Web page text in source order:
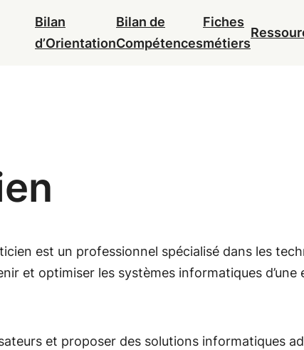
Bilan
d’Orientation
Bilan de
Compétences
Fiches
métiers
est un professionnel spécialisé dans les
et optimiser les systèmes informatiques d’une
et proposer des solutions informatiques